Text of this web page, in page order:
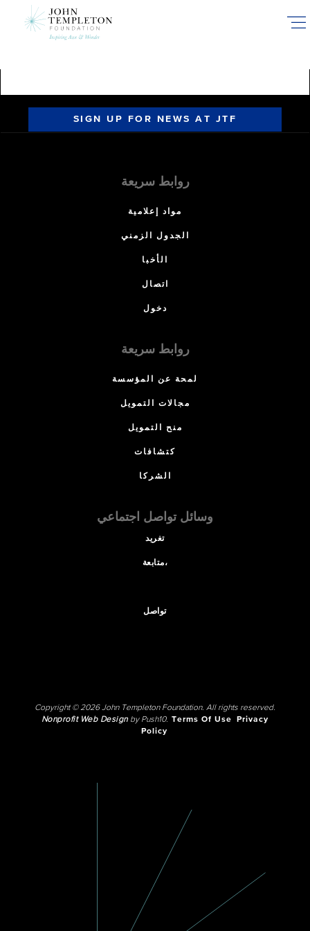
SIGN UP FOR NEWS AT JTF
روابط سريعة
مواد إعلامية
الجدول الزمني
الأخبا
اتصال
دخول
روابط سريعة
لمحة عن المؤسسة
مجالات التمويل
منح التمويل
كتشافات
الشركا
وسائل تواصل اجتماعي
تغريد
متابعة،
تواصل
Copyright © 2026 John Templeton Foundation. All rights reserved.
Nonprofit Web Designby Push10. Terms Of Use
Privacy
Policy